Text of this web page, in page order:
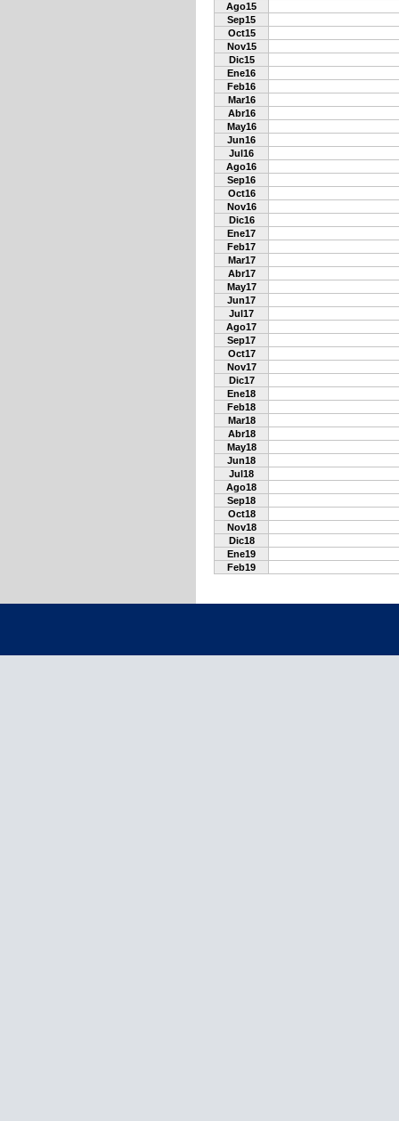
Ago15
Sep15
Oct15
Nov15
Dic15
Ene16
Feb16
Mar16
Abr16
May16
Jun16
Jul16
Ago16
Sep16
Oct16
Nov16
Dic16
Ene17
Feb17
Mar17
Abr17
May17
Jun17
Jul17
Ago17
Sep17
Oct17
Nov17
Dic17
Ene18
Feb18
Mar18
Abr18
May18
Jun18
Jul18
Ago18
Sep18
Oct18
Nov18
Dic18
Ene19
Feb19